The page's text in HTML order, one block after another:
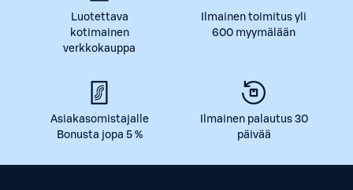
Luotettava
kotimainen
verkkokauppa
Ilmainen toimitus yli
600 myymälään
Asiakasomistajalle
Bonusta jopa 5 %
Ilmainen palautus 30
päivää